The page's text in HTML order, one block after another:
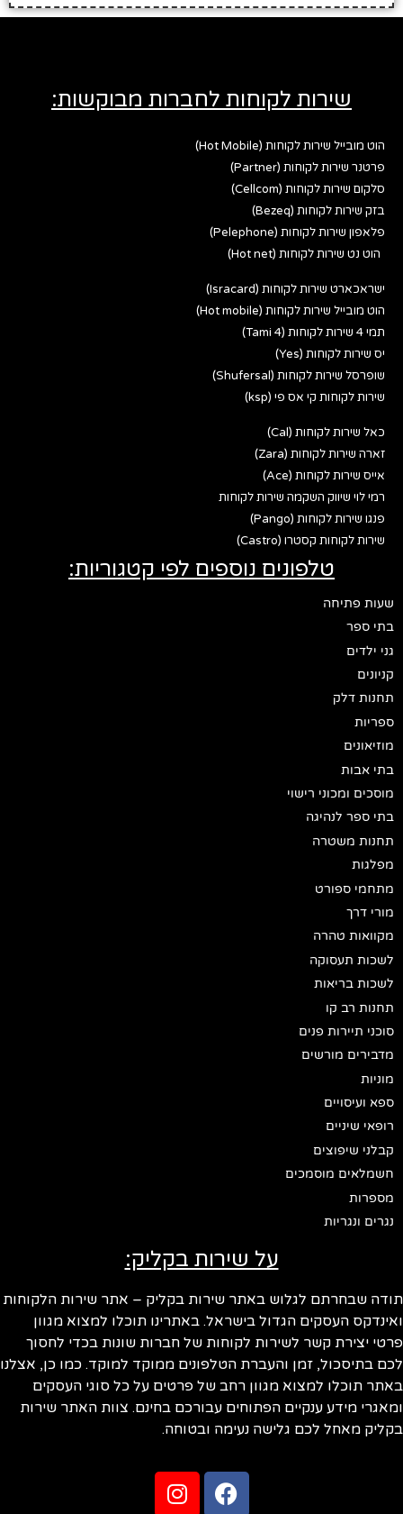
שירות לקוחות לחברות מבוקשות:
הוט מובייל שירות לקוחות (Hot Mobile)
פרטנר שירות לקוחות (Partner)
סלקום שירות לקוחות (Cellcom)
בזק שירות לקוחות (Bezeq)
פלאפון שירות לקוחות (Pelephone)
הוט נט שירות לקוחות (Hot net)
ישראכארט שירות לקוחות (Isracard)
הוט מובייל שירות לקוחות (Hot mobile)
תמי 4 שירות לקוחות (Tami 4)
יס שירות לקוחות (Yes)
שופרסל שירות לקוחות (Shufersal)
שירות לקוחות קי אס פי (ksp)
כאל שירות לקוחות (Cal)
זארה שירות לקוחות (Zara)
אייס שירות לקוחות (Ace)
רמי לוי שיווק השקמה שירות לקוחות
פנגו שירות לקוחות (Pango)
שירות לקוחות קסטרו (Castro)
טלפונים נוספים לפי קטגוריות:
שעות פתיחה
בתי ספר
גני ילדים
קניונים
תחנות דלק
ספריות
מוזיאונים
בתי אבות
מוסכים ומכוני רישוי
בתי ספר לנהיגה
תחנות משטרה
מפלגות
מתחמי ספורט
מורי דרך
מקוואות טהרה
לשכות תעסוקה
לשכות בריאות
תחנות רב קו
סוכני תיירות פנים
מדבירים מורשים
מוניות
ספא ועיסויים
רופאי שיניים
קבלני שיפוצים
חשמלאים מוסמכים
מספרות
נגרים ונגריות
על שירות בקליק:
תודה שבחרתם לגלוש באתר שירות בקליק – אתר שירות הלקוחות
ואינדקס העסקים הגדול בישראל. באתרינו תוכלו למצוא מגוון
פרטי יצירת קשר לשירות לקוחות של חברות שונות בכדי לחסוך
לכם בתיסכול, זמן והעברת הטלפונים ממוקד למוקד. כמו כן, אצלנו
באתר תוכלו למצוא מגוון רחב של פרטים על כל סוגי העסקים
ומאגרי מידע ענקיים הפתוחים עבורכם בחינם. צוות האתר שירות
בקליק מאחל לכם גלישה נעימה ובטוחה.